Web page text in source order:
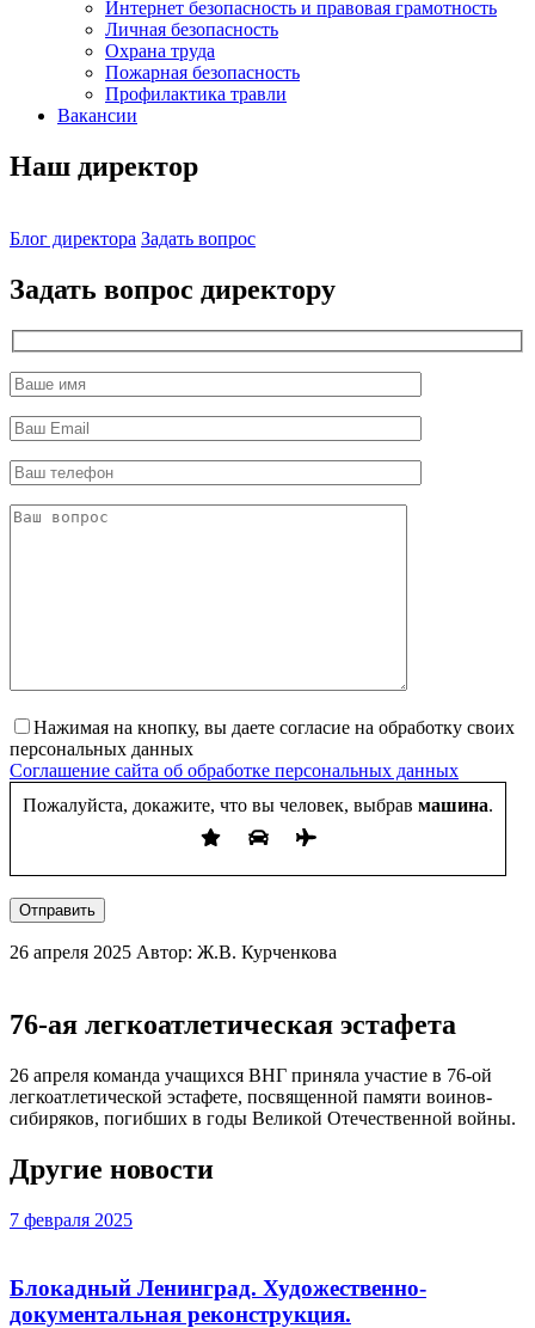
Интернет безопасность и правовая грамотность
Личная безопасность
Охрана труда
Пожарная безопасность
Профилактика травли
Вакансии
Наш директор
Блог директора Задать вопрос
Задать вопрос директору
Нажимая на кнопку, вы даете согласие на обработку своих
персональных данных
Соглашение сайта об обработке персональных данных
Пожалуйста, докажите, что вы человек, выбрав машина.
Отправить
26 апреля 2025 Автор: Ж.В. Курченкова
76-ая легкоатлетическая эстафета
26 апреля команда учащихся ВНГ приняла участие в 76-ой
легкоатлетической эстафете, посвященной памяти воинов-
сибиряков, погибших в годы Великой Отечественной войны.
Другие новости
7 февраля 2025
Блокадный Ленинград. Художественно-
документальная реконструкция.